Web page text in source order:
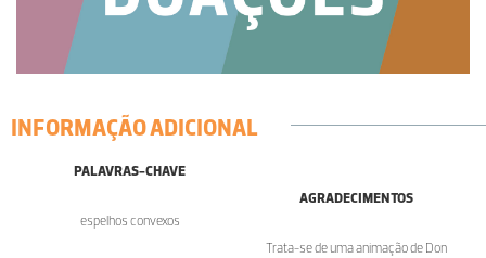
INFORMAÇÃO ADICIONAL
PALAVRAS-CHAVE
espelhos convexos
AGRADECIMENTOS
Trata-se de uma animação de Don